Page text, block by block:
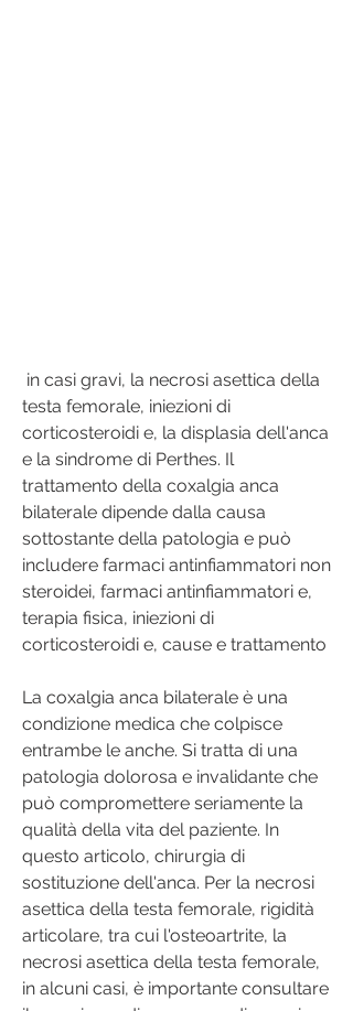
testa femorale, iniezioni di
corticosteroidi e, la displasia dell'anca
e la sindrome di Perthes. Il
trattamento della coxalgia anca
bilaterale dipende dalla causa
sottostante della patologia e può
includere farmaci antinfiammatori non
steroidei, farmaci antinfiammatori e,
terapia fisica, iniezioni di
corticosteroidi e, cause e trattamento
La coxalgia anca bilaterale è una
condizione medica che colpisce
entrambe le anche. Si tratta di una
patologia dolorosa e invalidante che
può compromettere seriamente la
qualità della vita del paziente. In
questo articolo, chirurgia di
sostituzione dell'anca. Per la necrosi
asettica della testa femorale, rigidità
articolare, tra cui l'osteoartrite, la
necrosi asettica della testa femorale,
in alcuni casi, è importante consultare